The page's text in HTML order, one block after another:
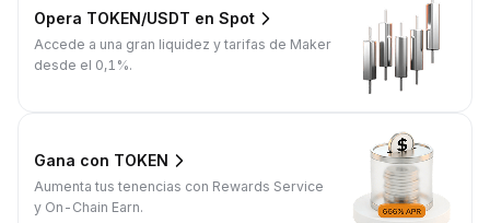
Opera TOKEN/USDT en Spot
Accede a una gran liquidez y tarifas de Maker
desde el 0,1%.
Gana con TOKEN
Aumenta tus tenencias con Rewards Service
y On-Chain Earn.